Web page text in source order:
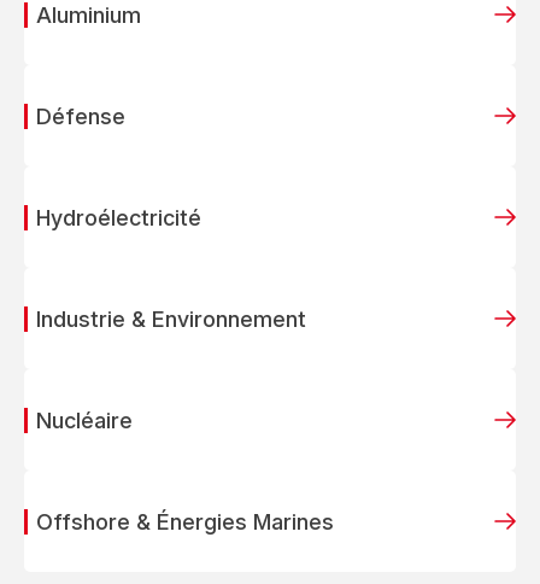
Aluminium
Défense
Hydroélectricité
Industrie & Environnement
Nucléaire
Offshore & Énergies Marines